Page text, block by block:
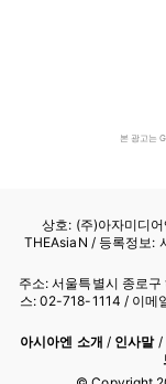
본 광고는
상호: (주)아자미디
THEAsiaN / 등록정보:
주소: 서울특별시 종로
스: 02-718-1114 / 이메
아시아엔 소개 / 인사말/